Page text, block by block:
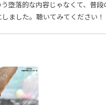
堕落的な内容じゃなくて、普段
ました。聴いてみてください！